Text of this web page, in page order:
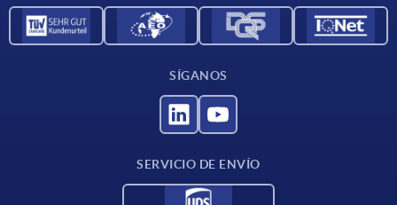
SÍGANOS
SERVICIO DE ENVÍO